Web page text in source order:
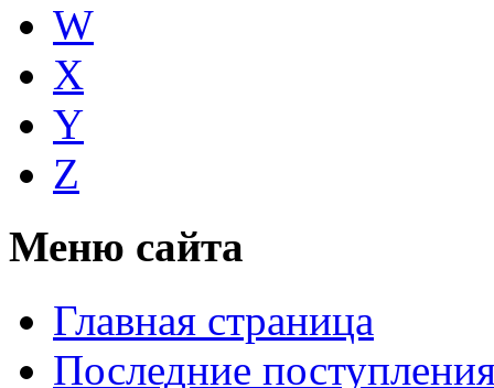
W
X
Y
Z
Меню сайта
Главная страница
Последние